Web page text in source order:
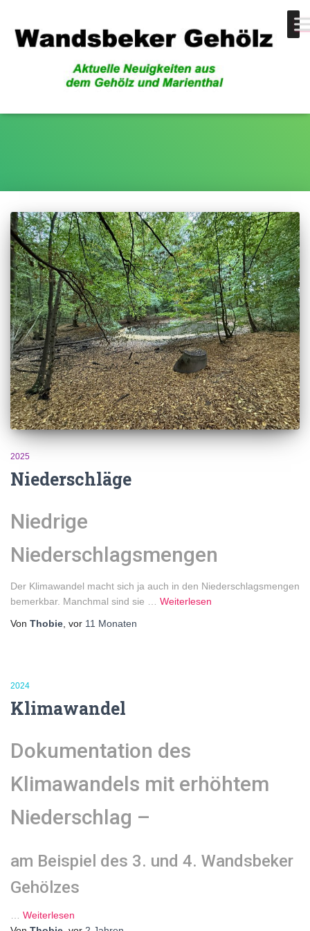
2025
Niederschläge
Niedrige
Niederschlagsmengen
Der Klimawandel macht sich ja auch in den Niederschlagsmengen
bemerkbar. Manchmal sind sie … Weiterlesen
Von Thobie , vor 11 Monaten
2024
Klimawandel
Dokumentation des
Klimawandels mit erhöhtem
Niederschlag –
am Beispiel des 3. und 4. Wandsbeker
Gehölzes
Weiterlesen